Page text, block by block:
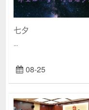
七夕
...
08-25